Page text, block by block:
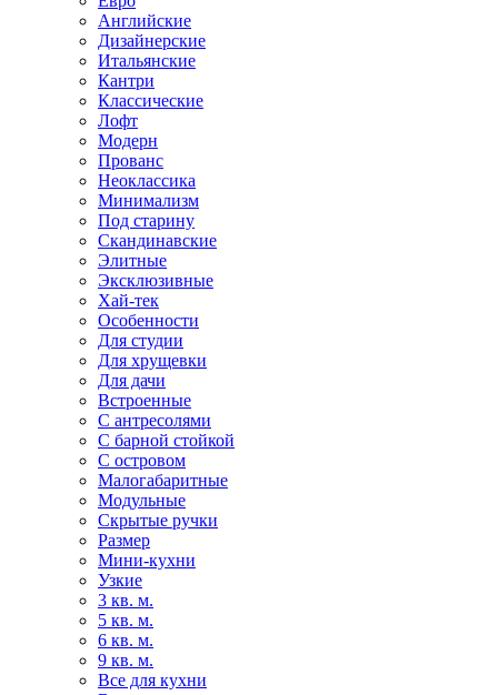
Английские
Дизайнерские
Итальянские
Кантри
Классические
Лофт
Модерн
Прованс
Неоклассика
Минимализм
Под старину
Скандинавские
Элитные
Эксклюзивные
Хай-тек
Особенности
Для студии
Для хрущевки
Для дачи
Встроенные
С антресолями
С барной стойкой
С островом
Малогабаритные
Модульные
Скрытые ручки
Размер
Мини-кухни
Узкие
3 кв. м.
5 кв. м.
6 кв. м.
9 кв. м.
Все для кухни